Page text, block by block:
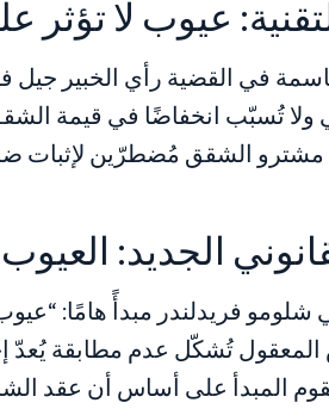
عيوب لا تؤثر
في القضية رأي الخبير جيل
ولا تُسبّب انخفاضًا في قيمة
مشترو الشقق مُضطرّين
الجديد:
فريدلندر مبدأً هامًا:
تُشكّل عدم مطابقة يُعدّ
المبدأ على أساس أن عقد